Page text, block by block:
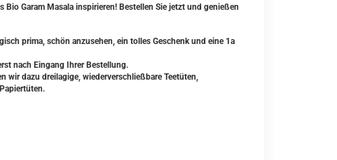
Garam Masala inspirieren! Bestellen Sie jetzt und genießen
prima, schön anzusehen, ein tolles Geschenk und eine 1a
nach Eingang Ihrer Bestellung.
wir dazu dreilagige, wiederverschließbare Teetüten,